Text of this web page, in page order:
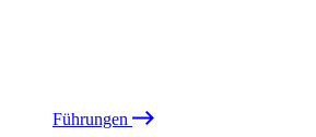
Führungen